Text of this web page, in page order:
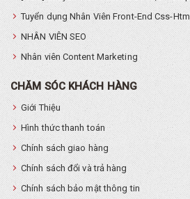
Tuyển dụng Nhân Viên Front-End Css-
NHÂN VIÊN SEO
Nhân viên Content Marketing
CHĂM SÓC KHÁCH HÀNG
Giới Thiệu
Hình thức thanh toán
Chính sách giao hàng
Chính sách đổi và trả hàng
Chính sách bảo mật thông tin